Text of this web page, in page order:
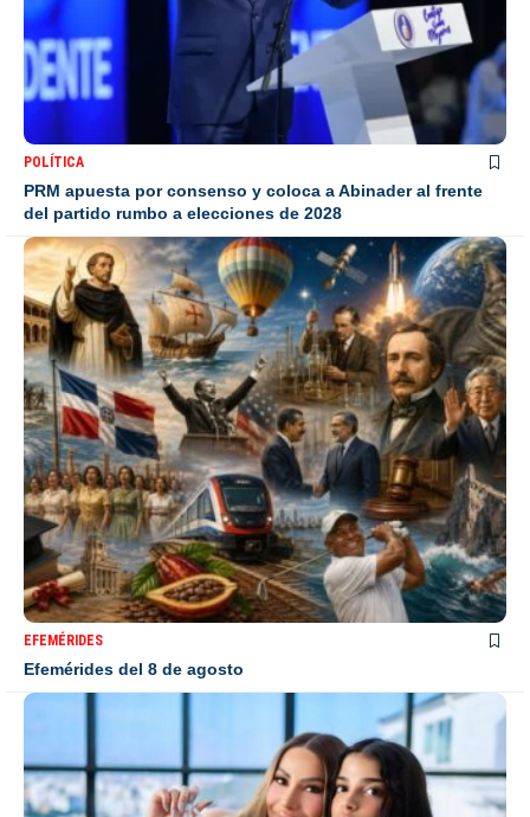
POLÍTICA
PRM apuesta por consenso y coloca a Abinader al frente
del partido rumbo a elecciones de 2028
EFEMÉRIDES
Efemérides del 8 de agosto